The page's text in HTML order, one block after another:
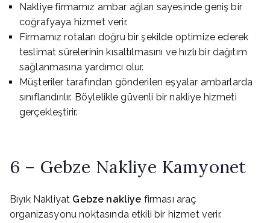
Nakliye firmamız ambar ağları sayesinde geniş bir
coğrafyaya hizmet verir.
Firmamız rotaları doğru bir şekilde optimize ederek
teslimat sürelerinin kısaltılmasını ve hızlı bir dağıtım
sağlanmasına yardımcı olur.
Müşteriler tarafından gönderilen eşyalar ambarlarda
sınıflandırılır. Böylelikle güvenli bir nakliye hizmeti
gerçekleştirir.
6 – Gebze Nakliye Kamyonet
Bıyık Nakliyat Gebze nakliye firması araç
organizasyonu noktasında etkili bir hizmet verir.